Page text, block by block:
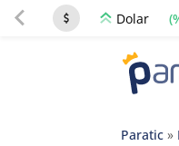
Dolar
Paratic»